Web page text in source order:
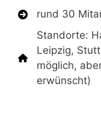
rund 30
Standorte:
Leipzig,
möglich,
erwünscht)